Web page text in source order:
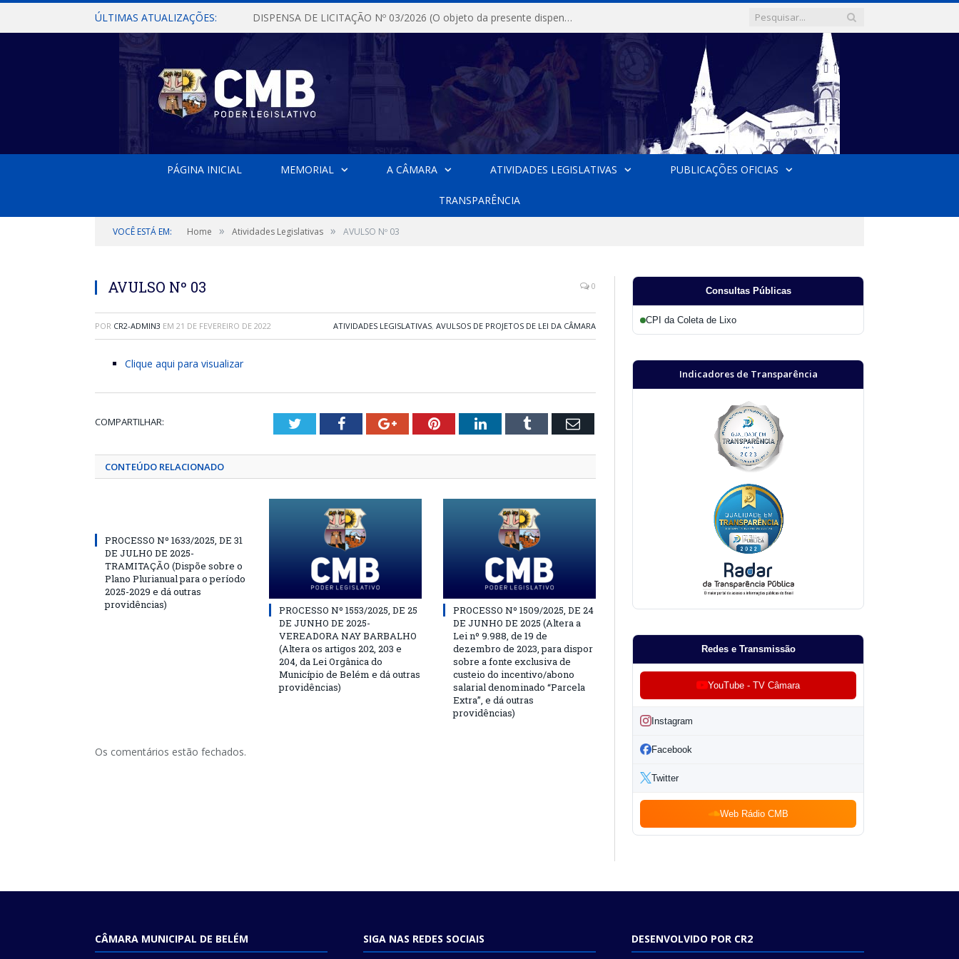
ÚLTIMAS ATUALIZAÇÕES: DISPENSA DE LICITAÇÃO Nº 03/2026 (O objeto da presente dispensa é a escolha da proposta mais vantajosa para a aquisição, de aparelhos de ar condicionado, tipo Split, com material de instalação e fogão industrial, conforme condições, quantidades e exigências estabelecidas no termo de referencia e neste aviso de contratação direta e seus anexos)
PÁGINA INICIAL MEMORIAL A CÂMARA ATIVIDADES LEGISLATIVAS PUBLICAÇÕES OFICIAS
TRANSPARÊNCIA
VOCÊ ESTÁ EM: Home » Atividades Legislativas » AVULSO Nº 03
AVULSO Nº 03 0
POR CR2-ADMIN3 EM 21 DE FEVEREIRO DE 2022 ATIVIDADES LEGISLATIVAS, AVULSOS DE PROJETOS DE LEI DA CÂMARA
Clique aqui para visualizar
COMPARTILHAR: TwitterFacebookGoogle+PinterestLinkedInTumblr Email
CONTEÚDO RELACIONADO
PROCESSO Nº 1633/2025, DE 31
DE JULHO DE 2025-
TRAMITAÇÃO (Dispõe sobre o
Plano Plurianual para o período
2025-2029 e dá outras
providências)
PROCESSO Nº 1553/2025, DE 25
DE JUNHO DE 2025-
VEREADORA NAY BARBALHO
(Altera os artigos 202, 203 e
204, da Lei Orgânica do
Município de Belém e dá outras
providências)
PROCESSO Nº 1509/2025, DE 24
DE JUNHO DE 2025 (Altera a
Lei nº 9.988, de 19 de
dezembro de 2023, para dispor
sobre a fonte exclusiva de
custeio do incentivo/abono
salarial denominado “Parcela
Extra”, e dá outras
providências)
Os comentários estão fechados.
Consultas Públicas
CPI da Coleta de Lixo
Indicadores de Transparência
Redes e Transmissão
YouTube - TV Câmara
Instagram
Facebook
Twitter
Web Rádio CMB
CÂMARA MUNICIPAL DE BELÉM SIGA NAS REDES SOCIAIS DESENVOLVIDO POR CR2